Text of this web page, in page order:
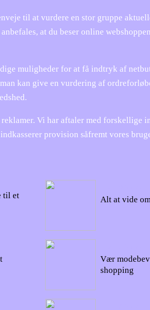
til at vurdere en stor gruppe
at du beser online
muligheder for at få indtryk af
kan give en vurdering af
Vi har aftaler med forskellige
provision såfremt vores
til et
Alt at vide
Vær
shopping